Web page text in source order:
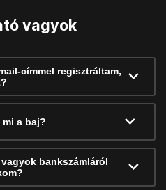
vagyok
címmel regisztráltam,
a baj?
bankszámláról